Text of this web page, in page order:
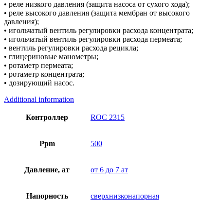
• реле низкого давления (защита насоса от сухого хода);
• реле высокого давления (защита мембран от высокого
давления);
• игольчатый вентиль регулировки расхода концентрата;
• игольчатый вентиль регулировки расхода пермеата;
• вентиль регулировки расхода рецикла;
• глицериновые манометры;
• ротаметр пермеата;
• ротаметр концентрата;
• дозирующий насос.
Additional information
Контроллер ROC 2315
Ppm 500
Давление, ат от 6 до 7 ат
Напорность сверхнизконапорная